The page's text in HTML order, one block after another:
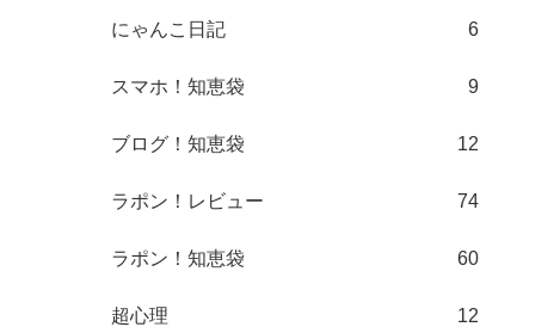
にゃんこ日記 6
スマホ！知恵袋 9
ブログ！知恵袋 12
ラポン！レビュー 74
ラポン！知恵袋 60
超心理 12